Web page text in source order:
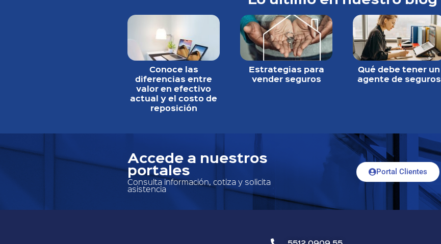
Conoce las
diferencias entre
valor en efectivo
actual y el costo de
reposición
Estrategias para
vender seguros
Qué debe tener un
agente de seguros
Accede a nuestros
portales
Consulta información, cotiza y solicita
asistencia
Portal Clientes